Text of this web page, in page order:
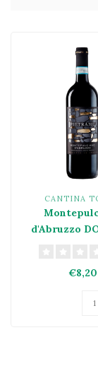
CANTINA
d'Abruzzo
€8,20